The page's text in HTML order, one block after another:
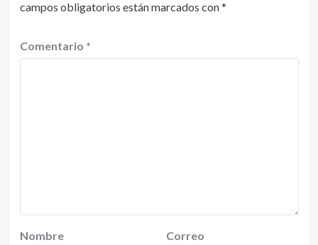
campos obligatorios están marcados con*
Comentario *
Nombre Correo